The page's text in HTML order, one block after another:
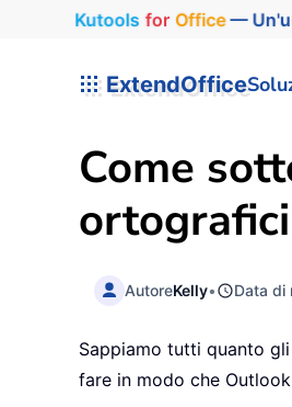
Kutools for Office—
ExtendOffice
Come
AutoreKelly• Data di
Sappiamo tutti quanto
fare in modo che